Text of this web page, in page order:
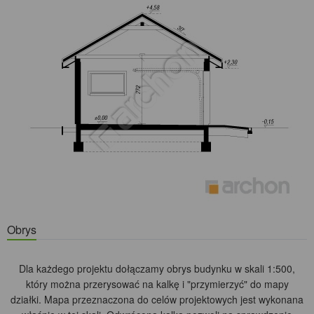
Obrys
Dla każdego projektu dołączamy obrys budynku w skali 1:500,
który można przerysować na kalkę i "przymierzyć" do mapy
działki. Mapa przeznaczona do celów projektowych jest wykonana